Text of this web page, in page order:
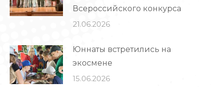
Всероссийского конкурса
21.06.2026
Юннаты встретились на
экосмене
15.06.2026